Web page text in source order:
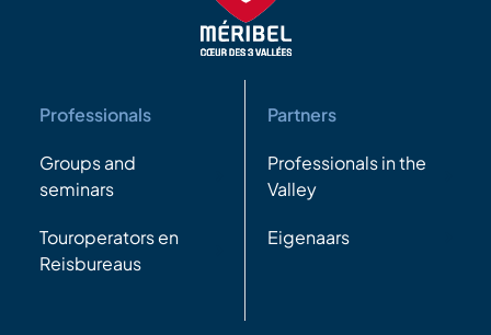
Professionals
Groups and
seminars
Touroperators en
Reisbureaus
Partners
Professionals in the
Valley
Eigenaars